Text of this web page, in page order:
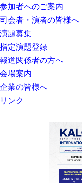
参加者へのご案内
司会者・演者の皆様へ
演題募集
指定演題登録
報道関係者の方へ
会場案内
企業の皆様へ
リンク